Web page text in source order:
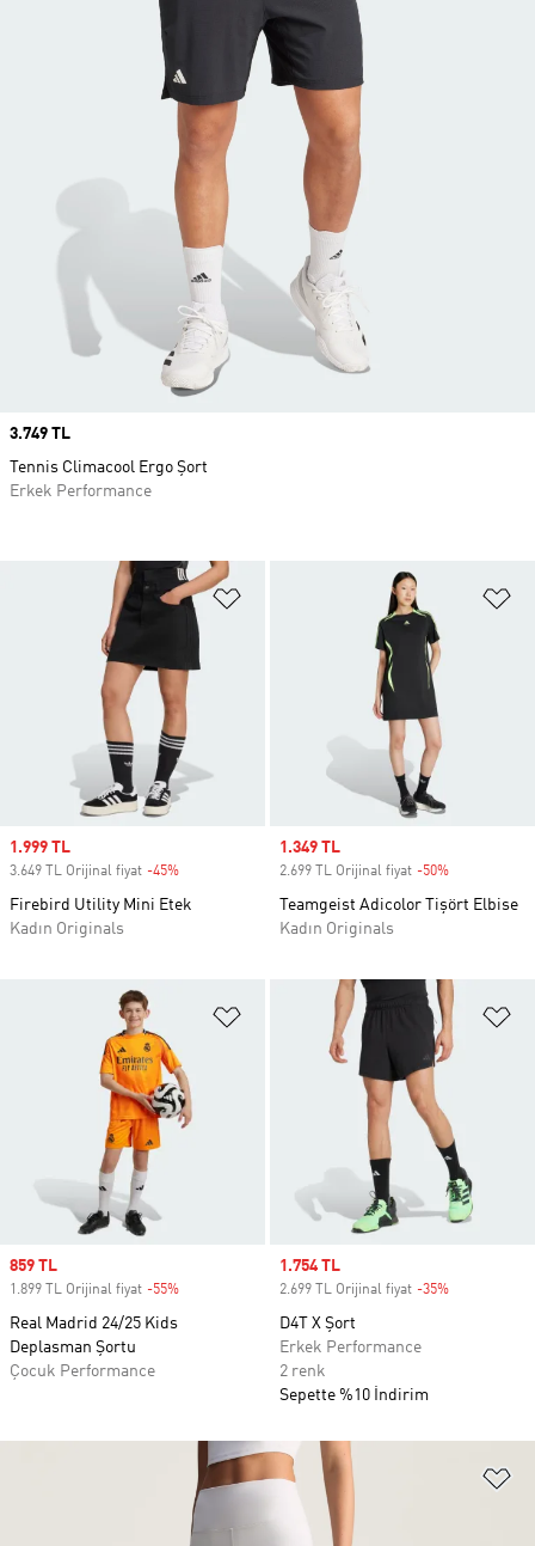
Favori Listesine Ekle
Sale price
1.999 TL
3.649 TL Orijinal fiyat -45%
Firebird Utility Mini Etek
Kadın Originals
Sale price
1.349 TL
2.699 TL Orijinal fiyat -50%
Teamgeist Adicolor Tişört Elbise
Kadın Originals
Favori Listesine Ekle
Sale price
859 TL
1.899 TL Orijinal fiyat -55%
Real Madrid 24/25 Kids
Deplasman Şortu
Çocuk Performance
Sale price
1.754 TL
2.699 TL Orijinal fiyat -35%
D4T X Şort
Erkek Performance
2 renk
Sepette %10 İndirim
Price
3.749 TL
Tennis Climacool Ergo Şort
Erkek Performance